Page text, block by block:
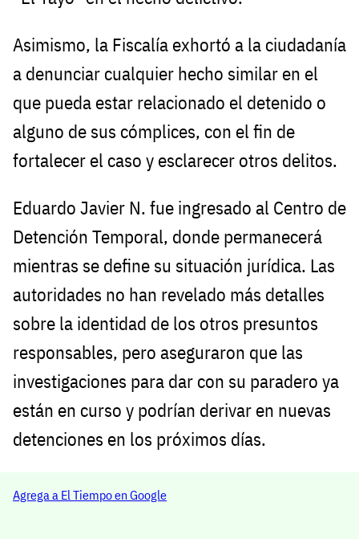
Asimismo, la Fiscalía exhortó a la ciudadanía
a denunciar cualquier hecho similar en el
que pueda estar relacionado el detenido o
alguno de sus cómplices, con el fin de
fortalecer el caso y esclarecer otros delitos.
Eduardo Javier N. fue ingresado al Centro de
Detención Temporal, donde permanecerá
mientras se define su situación jurídica. Las
autoridades no han revelado más detalles
sobre la identidad de los otros presuntos
responsables, pero aseguraron que las
investigaciones para dar con su paradero ya
están en curso y podrían derivar en nuevas
detenciones en los próximos días.
Agrega a El Tiempo en Google